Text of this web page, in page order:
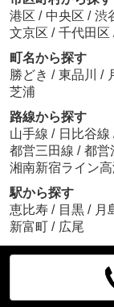
港区 / 中央区 / 渋
文京区 / 千代田区
町名から探す
勝どき / 東品川 /
芝浦
路線から探す
山手線 / 日比谷線
都営三田線 / 都営
湘南新宿ライン
駅から探す
恵比寿 / 目黒 / 月
新富町 / 広尾